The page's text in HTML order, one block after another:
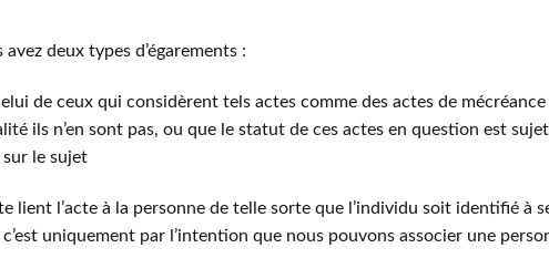
deux types d’égarements :
de ceux qui considèrent tels actes comme des actes de mécréance
ils n’en sont pas, ou que le statut de ces actes en question est
sur le sujet
l’acte à la personne de telle sorte que l’individu soit identifié à
uniquement par l’intention que nous pouvons associer une